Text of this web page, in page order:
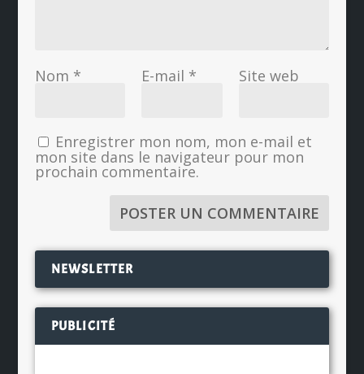
Nom * E-mail * Site web
Enregistrer mon nom, mon e-mail et
mon site dans le navigateur pour mon
prochain commentaire.
NEWSLETTER
PUBLICITÉ